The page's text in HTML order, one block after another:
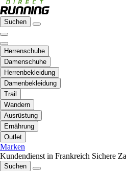
Suchen
Herrenschuhe
Damenschuhe
Herrenbekleidung
Damenbekleidung
Trail
Wandern
Ausrüstung
Ernährung
Outlet
Marken
Kundendienst in Frankreich Sichere
Suchen